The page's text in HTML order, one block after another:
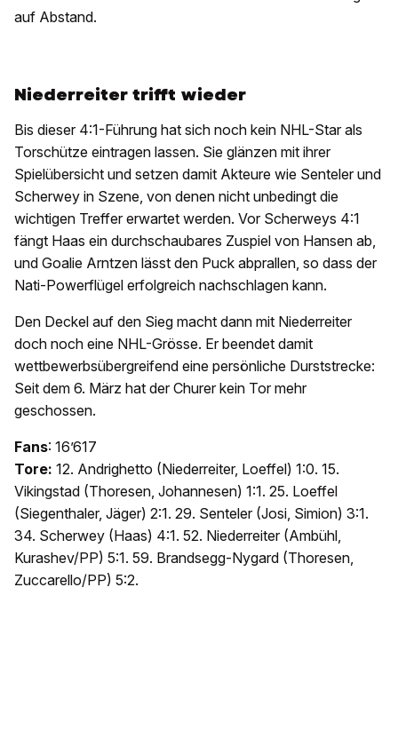
auf Abstand.
Niederreiter trifft wieder
Bis dieser 4:1-Führung hat sich noch kein NHL-Star als
Torschütze eintragen lassen. Sie glänzen mit ihrer
Spielübersicht und setzen damit Akteure wie Senteler und
Scherwey in Szene, von denen nicht unbedingt die
wichtigen Treffer erwartet werden. Vor Scherweys 4:1
fängt Haas ein durchschaubares Zuspiel von Hansen ab,
und Goalie Arntzen lässt den Puck abprallen, so dass der
Nati-Powerflügel erfolgreich nachschlagen kann.
Den Deckel auf den Sieg macht dann mit Niederreiter
doch noch eine NHL-Grösse. Er beendet damit
wettbewerbsübergreifend eine persönliche Durststrecke:
Seit dem 6. März hat der Churer kein Tor mehr
geschossen.
Fans: 16’617
Tore: 12. Andrighetto (Niederreiter, Loeffel) 1:0. 15.
Vikingstad (Thoresen, Johannesen) 1:1. 25. Loeffel
(Siegenthaler, Jäger) 2:1. 29. Senteler (Josi, Simion) 3:1.
34. Scherwey (Haas) 4:1. 52. Niederreiter (Ambühl,
Kurashev/PP) 5:1. 59. Brandsegg-Nygard (Thoresen,
Zuccarello/PP) 5:2.